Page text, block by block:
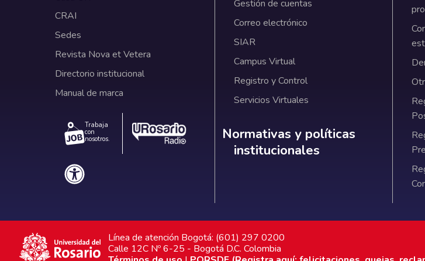
CRAI
Sedes
Revista Nova et Vetera
Directorio institucional
Manual de marca
Trabaja
con
nosotros.
Gestión de cuentas
Correo electrónico
SIAR
Campus Virtual
Registro y Control
Servicios Virtuales
Normativas y políticas
Normativas y políticas
institucionales
Línea de atención Bogotá: (601) 297 0200
Calle 12C Nº 6-25 - Bogotá D.C. Colombia